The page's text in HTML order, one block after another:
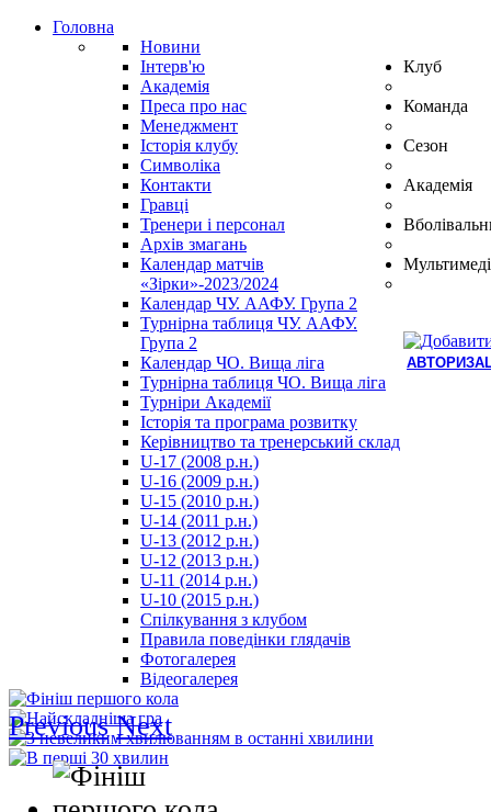
Головна
Новини
Інтерв'ю
Академія
Преса про нас
Клуб
Менеджмент
Історія клубу
Символіка
Контакти
Команда
Гравці
Тренери і персонал
Архів змагань
Сезон
Календар матчів
«Зірки»-2023/2024
Календар ЧУ. ААФУ. Група 2
Турнірна таблиця ЧУ. ААФУ.
Група 2
Календар ЧО. Вища ліга
Турнірна таблиця ЧО. Вища ліга
Академія
Турніри Академії
Історія та програма розвитку
Керівництво та тренерський склад
U-17 (2008 р.н.)
U-16 (2009 р.н.)
U-15 (2010 р.н.)
U-14 (2011 р.н.)
U-13 (2012 р.н.)
U-12 (2013 р.н.)
U-11 (2014 р.н.)
U-10 (2015 р.н.)
Спілкування з клубом
Правила поведінки глядачів
Фотогалерея
Відеогалерея
Previous Next